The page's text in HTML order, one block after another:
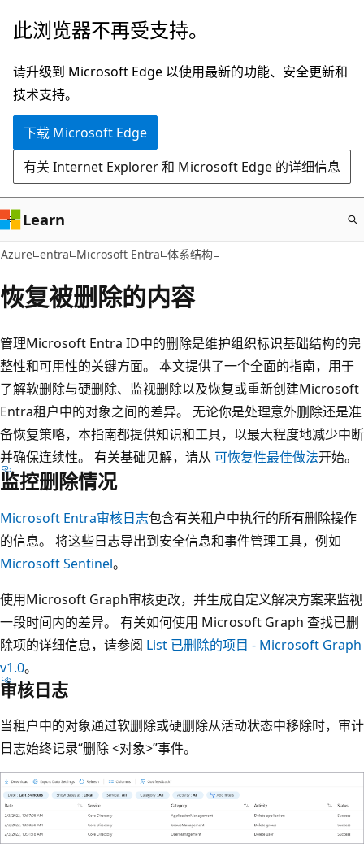
跳
主
要
内
此浏览器不再受支持。
请升级到 Microsoft Edge 以使用最新的功能、安全更新和
技术支持。
下载 Microsoft Edge
有关 Internet Explorer 和 Microsoft Edge 的详细信息
Learn
Azure entra Microsoft Entra 体系结构
恢复被删除的内容
管理Microsoft Entra ID中的删除是维护组织标识基础结构的完
整性和可用性的关键方面。 本文提供了一个全面的指南，用于
了解软删除与硬删除、监视删除以及恢复或重新创建Microsoft
Entra租户中的对象之间的差异。 无论你是处理意外删除还是准
备恢复策略，本指南都提供知识和工具，以最大程度地减少中断
并确保连续性。 有关基础见解，请从 可恢复性最佳做法开始。
监控删除情况
Microsoft Entra审核日志包含有关租户中执行的所有删除操作
的信息。 将这些日志导出到安全信息和事件管理工具，例如
Microsoft Sentinel。
使用Microsoft Graph审核更改，并生成自定义解决方案来监视
一段时间内的差异。 有关如何使用 Microsoft Graph 查找已删
除项的详细信息，请参阅 List 已删除的项目 - Microsoft Graph
v1.0。
审核日志
当租户中的对象通过软删除或硬删除从活动状态中移除时，审计
日志始终记录“删除 <对象>”事件。